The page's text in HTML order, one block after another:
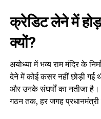
क्रेडिट लेने में
क्यों?
अयोध्या में भव्य राम मंदिर के
देने में कोई कसर नहीं छोड़ी गई
और उनके संघर्षों का नतीजा
गठन तक, हर जगह प्रधानमंत्री